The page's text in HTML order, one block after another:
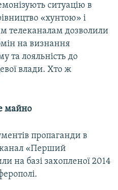
ситуацію в
«хунтою» і
телеканалам дозволили
на визнання
та лояльність до
влади. Хто ж
майно
пропаганди в
«Перший
на базі захопленої 2014